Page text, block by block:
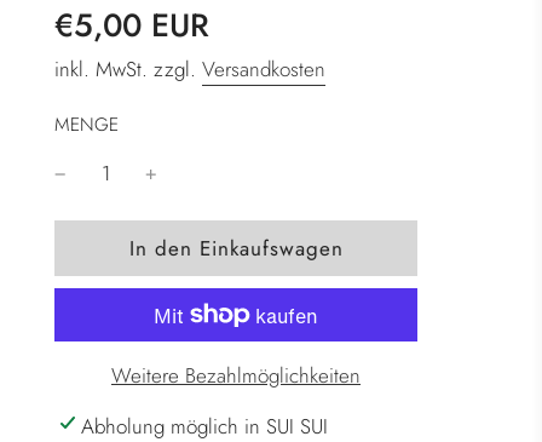
Sonderpreis
Normaler
€5,00 EUR
inkl. MwSt. zzgl. Versandkosten
MENGE
W
i
d
g
e
l
In den Einkaufswagen
Weitere Bezahlmöglichkeiten
Abholung möglich in SUI SUI